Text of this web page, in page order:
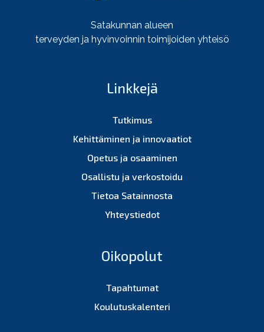
Satakunnan alueen
terveyden ja hyvinvoinnin toimijoiden yhteisö
Linkkejä
Tutkimus
Kehittäminen ja innovaatiot
Opetus ja osaaminen
Osallistu ja verkostoidu
Tietoa Satainnosta
Yhteystiedot
Oikopolut
Tapahtumat
Koulutuskalenteri